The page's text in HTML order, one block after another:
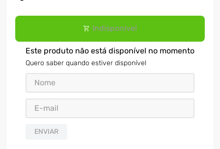
Indisponível
Este produto não está disponível no momento
Quero saber quando estiver disponível
ENVIAR